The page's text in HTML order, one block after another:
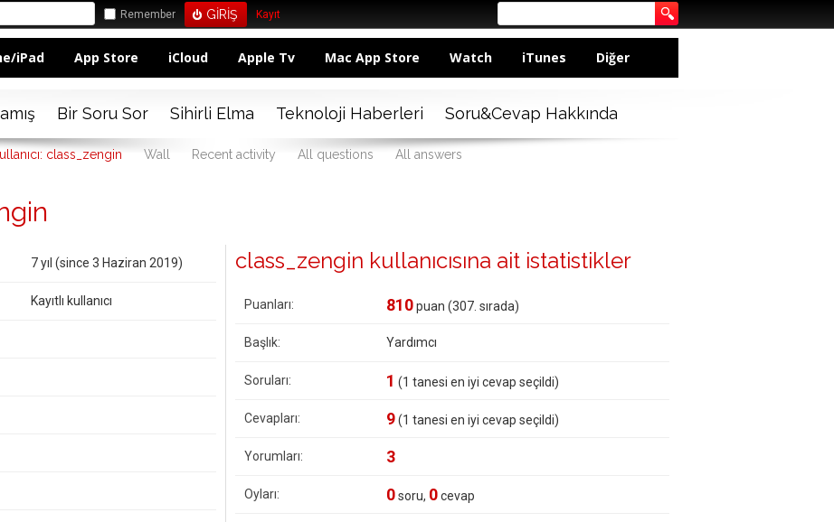
Remember Kayıt
iPad App Store iCloud Apple Tv Mac App Store Watch iTunes Diğer
Bir Soru Sor Sihirli Elma Teknoloji Haberleri Soru&Cevap Hakkında
class_zengin Wall Recent activity All questions All answers
7 yıl (since 3 Haziran 2019)
Kayıtlı kullanıcı
class_zengin kullanıcısına ait istatistikler
Puanları: 810puan (307 . sırada)
Başlık: Yardımcı
Soruları: 1 (1 tanesi en iyi cevap seçildi)
Cevapları: 9(1 tanesi en iyi cevap seçildi)
Yorumları: 3
Oyları: 0soru, 0cevap